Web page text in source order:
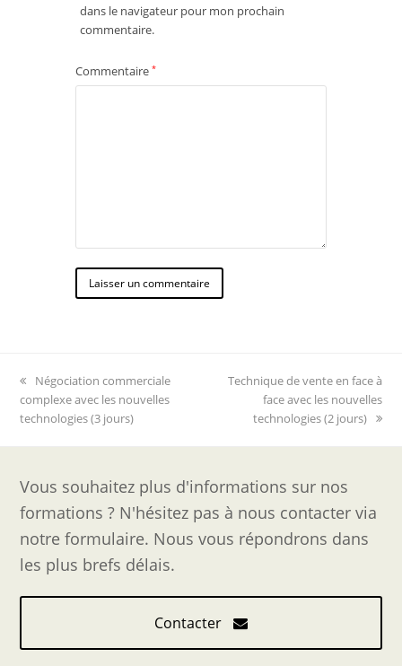
dans le navigateur pour mon prochain
commentaire.
Commentaire *
previous
post:
Négociation commerciale
complexe avec les nouvelles
technologies (3 jours)
next
Technique de vente en face à
face avec les nouvelles
technologies (2 jours)
Vous souhaitez plus d'informations sur nos
formations ? N'hésitez pas à nous contacter via
notre formulaire. Nous vous répondrons dans
les plus brefs délais.
Contacter